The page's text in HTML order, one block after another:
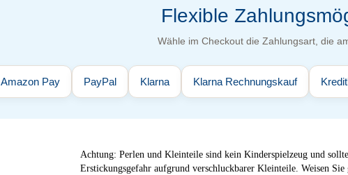
Flexible
Wähle im Checkout die Zahlungsart, die
Amazon Pay PayPal Klarna Klarna Rechnungskauf
Achtung: Perlen und Kleinteile sind kein Kinderspielzeug und
Erstickungsgefahr aufgrund verschluckbarer Kleinteile. Weisen